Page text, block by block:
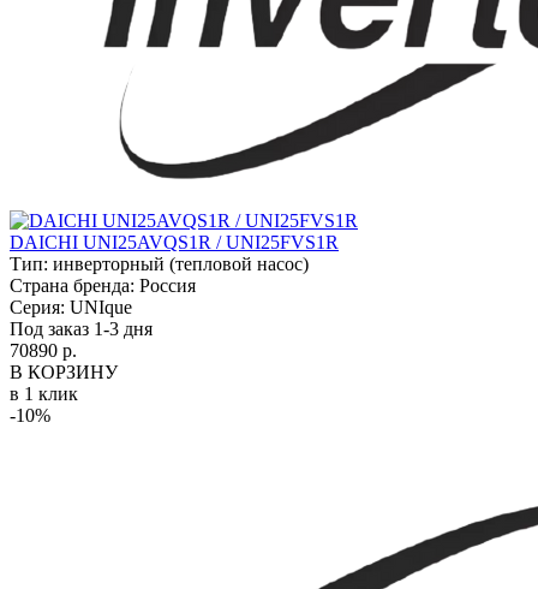
DAICHI UNI25AVQS1R / UNI25FVS1R
Тип: инверторный (тепловой насос)
Страна бренда: Россия
Серия: UNIque
Под заказ 1-3 дня
70890 р.
В КОРЗИНУ
в 1 клик
-10%